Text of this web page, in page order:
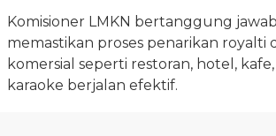
Komisioner LMKN bertanggung
memastikan proses penarikan royalti
komersial seperti restoran, hotel,
karaoke berjalan efektif.